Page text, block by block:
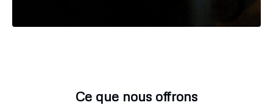
Ce que nous offrons